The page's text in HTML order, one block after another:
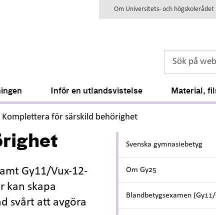
Om Universitets- och högskolerådet
Inför en utlandsvistelse Material,
Komplettera för särskild behörighet,
Gy11/Vux-12-
kan skapa
svårt att avgöra
Svenska gymnasiebetyg
Om Gy25
Blandbetygsexamen